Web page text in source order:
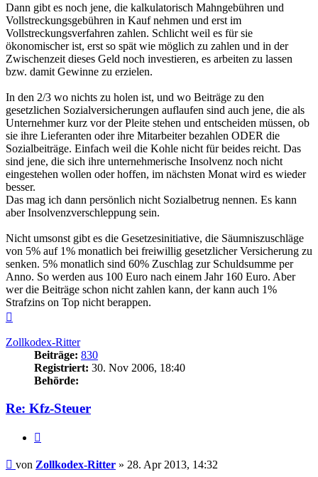
Dann gibt es noch jene, die kalkulatorisch Mahngebühren und
Vollstreckungsgebühren in Kauf nehmen und erst im
Vollstreckungsverfahren zahlen. Schlicht weil es für sie
ökonomischer ist, erst so spät wie möglich zu zahlen und in der
Zwischenzeit dieses Geld noch investieren, es arbeiten zu lassen
bzw. damit Gewinne zu erzielen.
In den 2/3 wo nichts zu holen ist, und wo Beiträge zu den
gesetzlichen Sozialversicherungen auflaufen sind auch jene, die als
Unternehmer kurz vor der Pleite stehen und entscheiden müssen, ob
sie ihre Lieferanten oder ihre Mitarbeiter bezahlen ODER die
Sozialbeiträge. Einfach weil die Kohle nicht für beides reicht. Das
sind jene, die sich ihre unternehmerische Insolvenz noch nicht
eingestehen wollen oder hoffen, im nächsten Monat wird es wieder
besser.
Das mag ich dann persönlich nicht Sozialbetrug nennen. Es kann
aber Insolvenzverschleppung sein.
Nicht umsonst gibt es die Gesetzesinitiative, die Säumniszuschläge
von 5% auf 1% monatlich bei freiwillig gesetzlicher Versicherung zu
senken. 5% monatlich sind 60% Zuschlag zur Schuldsumme per
Anno. So werden aus 100 Euro nach einem Jahr 160 Euro. Aber
wer die Beiträge schon nicht zahlen kann, der kann auch 1%
Strafzins on Top nicht berappen.
Zollkodex-Ritter
Beiträge: 830
Registriert: 30. Nov 2006, 18:40
Behörde:
Re: Kfz-Steuer
Beitrag
von Zollkodex-Ritter » 28. Apr 2013, 14:32